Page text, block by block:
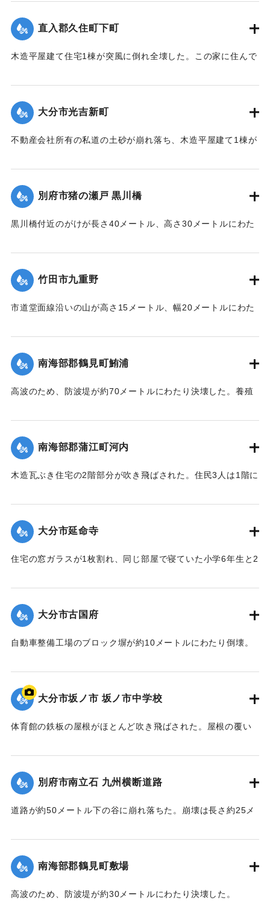
コプターが出動した。
【出典：消防年報〔昭和46年〕】
｜固有コード: 00793018
直入郡久住町下町
木造平屋建て住宅1棟が突風に倒れ全壊した。この家に住んで
｜固有コード:
大分市光吉新町
不動産会社所有の私道の土砂が崩れ落ち、木造平屋建て1棟が
ートル、高さ10メートルにわたった。家族は食事中だった
が、食堂に土砂が達しなかったため全員無事だった。
【出典：大分合同新聞 1971年8月6日朝刊1面】
別府市猪の瀬戸 黒川橋
黒川橋付近のがけが長さ40メートル、高さ30メートルにわた
たために路盤が崩壊、復旧には長い時間がかかるものと見込
まれていた。
【出典：大分合同新聞 1971年8月6日朝刊11面】
竹田市九重野
市道堂面線沿いの山が高さ15メートル、幅20メートルにわた
ぶした。この家では家族4人がいて全員下敷きとなった。1人
は自力ではい出し、近所の人に助けを求め、ほかの3人もまも
なく救出された。4人全員がけがを負った。
【出典：大分合同新聞 1971年8月6日朝刊11面】
南海部郡鶴見町鮪浦
高波のため、防波堤が約70メートルにわたり決壊した。養殖
た。
【出典：大分合同新聞 1971年8月5日夕刊7面】
｜固有コード:00793010
南海部郡蒲江町河内
木造瓦ぶき住宅の2階部分が吹き飛ばされた。住民3人は1階に
｜固有コード: 00793011
大分市延命寺
住宅の窓ガラスが1枚割れ、同じ部屋で寝ていた小学6年生と2
｜固有コード:
大分市古国府
自動車整備工場のブロック塀が約10メートルにわたり倒壊。
つぶされた。仕事中だったので、けが人はいなかった。
【出典：大分合同新聞 1971年8月5日夕刊7面】
｜固有コード:00793013
大分市坂ノ市 坂ノ市中学校
体育館の鉄板の屋根がほとんど吹き飛ばされた。屋根の覆い
んで、床は水浸しの状態になった。
【出典：大分合同新聞 1971年8月6日朝刊11面】
｜固有コード: 00793006
別府市南立石 九州横断道路
道路が約50メートル下の谷に崩れ落ちた。崩壊は長さ約25メ
側もがけ崩れの危険があるため、道路は通行禁止となった。
【出典：大分合同新聞 1971年8月5日朝刊11面】
｜固有コード: 00793007
南海部郡鶴見町敷場
高波のため、防波堤が約30メートルにわたり決壊した。